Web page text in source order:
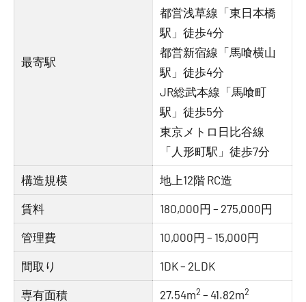
最寄駅
都営浅草線「東日本橋
駅」徒歩4分
都営新宿線「馬喰横山
駅」徒歩4分
JR総武本線「馬喰町
駅」徒歩5分
東京メトロ日比谷線
「人形町駅」徒歩7分
構造規模 地上12階 RC造
賃料 180,000円 – 275,000円
管理費 10,000円 – 15,000円
間取り 1DK – 2LDK
専有面積 27.54m2 – 41.82m2